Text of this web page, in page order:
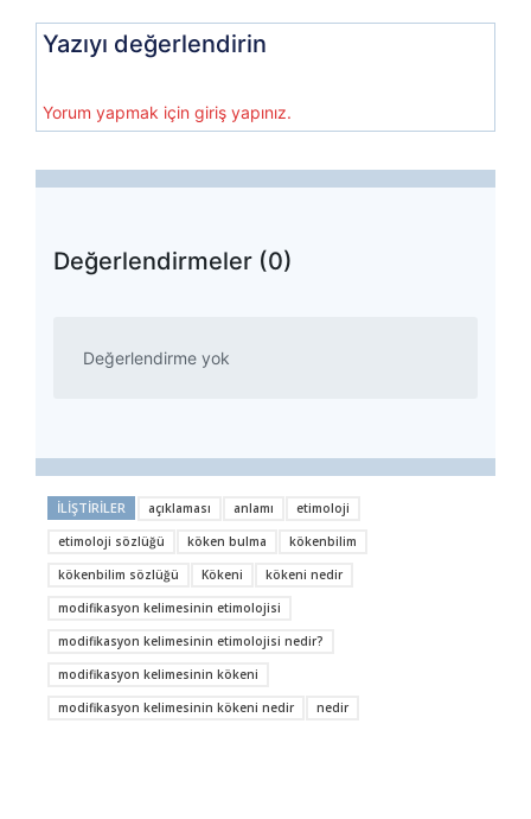
Yazıyı değerlendirin
Yorum yapmak için giriş yapınız.
Değerlendirmeler (0)
Değerlendirme yok
İLIŞTIRILER açıklaması anlamı
etimoloji
etimoloji sözlüğü
köken bulma
kökenbilim
kökenbilim sözlüğü
Kökeni
kökeni nedir
modifikasyon kelimesinin etimolojisi
modifikasyon kelimesinin etimolojisi nedir?
modifikasyon kelimesinin kökeni
modifikasyon kelimesinin kökeni nedir
nedir